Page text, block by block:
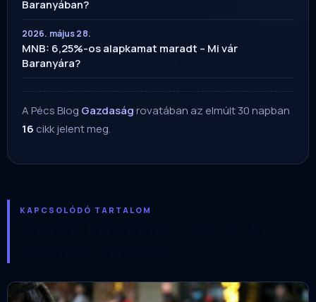
Baranyában?
2026. május 28.
MNB: 6,25%-os alapkamat maradt – Mi vár
Baranyára?
A Pécs Blog Gazdaságrovatában az elmúlt 30 napban
16 cikk jelent meg.
KAPCSOLÓDÓ TARTALOM